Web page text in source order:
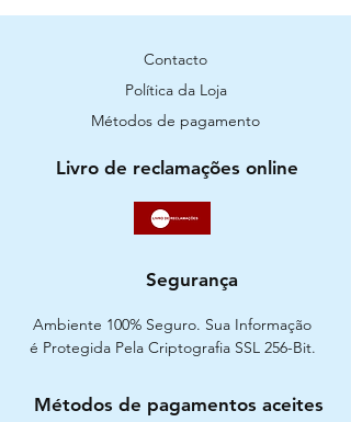
Contacto
Política da Loja
Métodos de pagamento
Livro de reclamações online
Segurança
Ambiente 100% Seguro. Sua Informação
é Protegida Pela Criptografia SSL 256-Bit.
Métodos de pagamentos aceites